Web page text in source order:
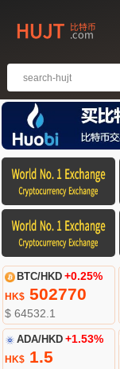
BTC/HKD +0.25%
HK$502770
$ 64532.1
ADA/HKD +1.53%
HK$1.5